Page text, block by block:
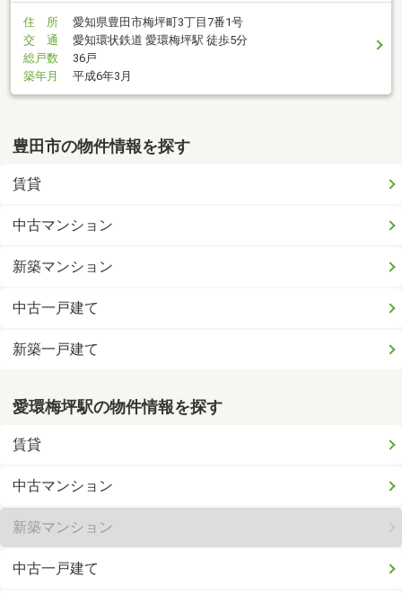
住 所
愛知県豊田市梅坪町3丁目7番1号
交 通
愛知環状鉄道 愛環梅坪駅 徒歩5分
総戸数
36戸
築年月
平成6年3月
豊田市の物件情報を探す
賃貸
中古マンション
新築マンション
中古一戸建て
新築一戸建て
愛環梅坪駅の物件情報を探す
賃貸
中古マンション
新築マンション
中古一戸建て